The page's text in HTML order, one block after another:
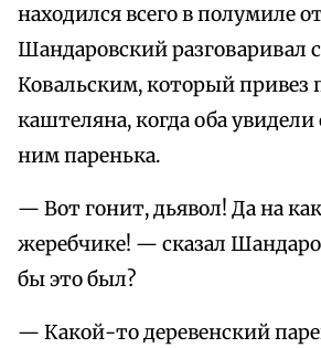
находился всего в полумиле
Шандаровский разговаривал
Ковальским, который привез
каштеляна, когда оба
ним паренька.
— Вот гонит, дьявол! Да на
жеребчике! — сказал
бы это был?
— Какой-то деревенский